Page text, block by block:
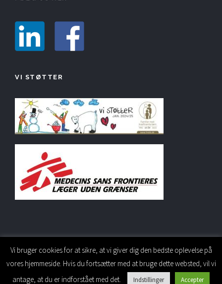
VI STØTTER
PERSONALESIDE
Vi bruger cookies for at sikre, at vi giver dig den bedste oplevelse på
vores hjemmeside. Hvis du fortsætter med at bruge dette websted, vil vi
antage, at du er indforstået med det.
Indstillinger Accepter